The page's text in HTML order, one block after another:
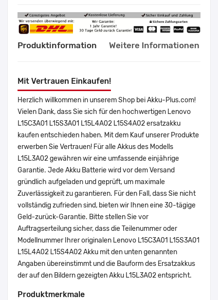
Produktinformation Weitere Informationen
Mit Vertrauen Einkaufen!
Herzlich willkommen in unserem Shop bei Akku-Plus.com!
Vielen Dank, dass Sie sich für den hochwertigen Lenovo
L15C3A01 L15S3A01 L15L4A02 L15S4A02 ersatzakku
kaufen entschieden haben. Mit dem Kauf unserer Produkte
erwerben Sie Vertrauen! Für alle Akkus des Modells
L15L3A02 gewähren wir eine umfassende einjährige
Garantie. Jede Akku Batterie wird vor dem Versand
gründlich aufgeladen und geprüft, um maximale
Zuverlässigkeit zu garantieren. Für den Fall, dass Sie nicht
vollständig zufrieden sind, bieten wir Ihnen eine 30-tägige
Geld-zurück-Garantie. Bitte stellen Sie vor
Auftragserteilung sicher, dass die Teilenummer oder
Modellnummer Ihrer originalen Lenovo L15C3A01 L15S3A01
L15L4A02 L15S4A02 Akku mit den unten genannten
Angaben übereinstimmt und die Bauform des Ersatzakkus
der auf den Bildern gezeigten Akku L15L3A02 entspricht.
Produktmerkmale